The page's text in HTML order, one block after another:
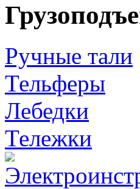
Ручные тали
Тельферы
Лебедки
Тележки